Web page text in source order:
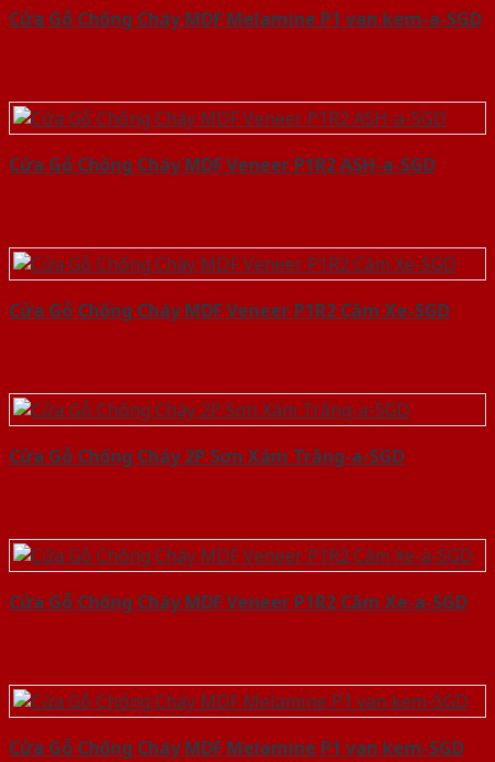
Cửa Gỗ Chống Cháy MDF Melamine P1 van kem-a-SGD
Cửa Gỗ Chống Cháy MDF Veneer P1R2 ASH-a-SGD
Cửa Gỗ Chống Cháy MDF Veneer P1R2 Căm Xe-SGD
Cửa Gỗ Chống Cháy 2P Sơn Xám Trắng-a-SGD
Cửa Gỗ Chống Cháy MDF Veneer P1R2 Căm Xe-a-SGD
Cửa Gỗ Chống Cháy MDF Melamine P1 van kem-SGD